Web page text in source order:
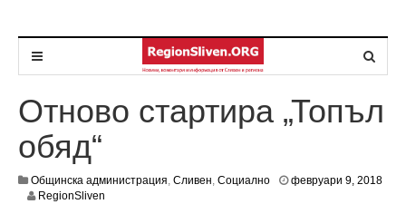
Отново стартира „Топъл
обяд“
Общинска администрация, Сливен, Социално
февруари 9, 2018
RegionSliven